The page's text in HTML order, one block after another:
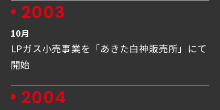
2003
10月
LPガス小売事業を「あきた白神販売所」にて
開始
2004